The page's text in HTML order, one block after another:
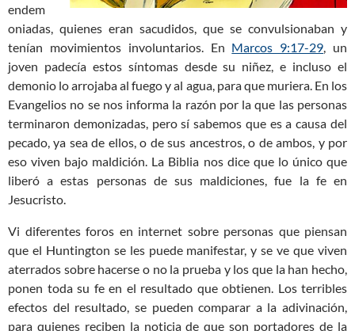
endem
oniadas, quienes eran sacudidos, que se convulsionaban y
tenían movimientos involuntarios. En Marcos 9:17-29, un
joven padecía estos síntomas desde su niñez, e incluso el
demonio lo arrojaba al fuego y al agua, para que muriera. En los
Evangelios no se nos informa la razón por la que las personas
terminaron demonizadas, pero sí sabemos que es a causa del
pecado, ya sea de ellos, o de sus ancestros, o de ambos, y por
eso viven bajo maldición. La Biblia nos dice que lo único que
liberó a estas personas de sus maldiciones, fue la fe en
Jesucristo.
Vi diferentes foros en internet sobre personas que piensan
que el Huntington se les puede manifestar, y se ve que viven
aterrados sobre hacerse o no la prueba y los que la han hecho,
ponen toda su fe en el resultado que obtienen. Los terribles
efectos del resultado, se pueden comparar a la adivinación,
para quienes reciben la noticia de que son portadores de la